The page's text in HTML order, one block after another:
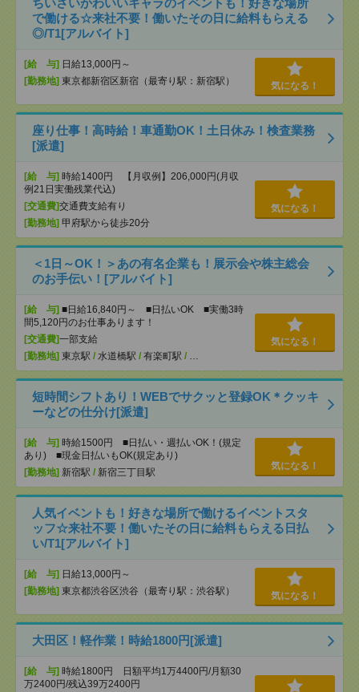
ちいさいかわいいキャラのイベントも！好きな場所
で働ける☆来社不要！働いたその日に給料もらえる
◎/T1[アルバイト]
[給 与] 日給13,000円～
[勤務地] 東京都新宿区新宿（最寄り駅：新宿駅） 気になる！
座り仕事！高時給！車通勤OK！土日休み！検査業務
[派遣]
[給 与] 時給1400円 【月収例】206,000円(月収
例21日実働残業代込)
[交通費]交通費支給有り
[勤務地] 甲府駅から徒歩20分
気になる！
＜1日～OK！＞あの有名企業も！展示会や株主総会
のお手伝い！[アルバイト]
[給 与] ■日給16,840円～ ■日払いOK ■実働3時
間5,120円のお仕事あります！
[交通費]一部支給
[勤務地] 東京駅 / 水道橋駅 / 有楽町駅 / …
気になる！
短時間シフトあり！WEBでサクッと登録OK＊クッキ
ーなどの仕分け[派遣]
[給 与] 時給1500円 ■日払い・週払いOK！(規定
あり) ■現金日払いもOK(規定あり)
[勤務地] 新宿駅 / 新宿三丁目駅
気になる！
人気イベントも！好きな場所で働けるイベントスタ
ッフ☆来社不要！働いたその日に給料もらえる日払
い/T1[アルバイト]
[給 与] 日給13,000円～
[勤務地] 東京都渋谷区渋谷（最寄り駅：渋谷駅） 気になる！
大田区！軽作業！時給1800円[派遣]
[給 与] 時給1800円 日額平均1万4400円/月額30
万2400円/残込39万2400円